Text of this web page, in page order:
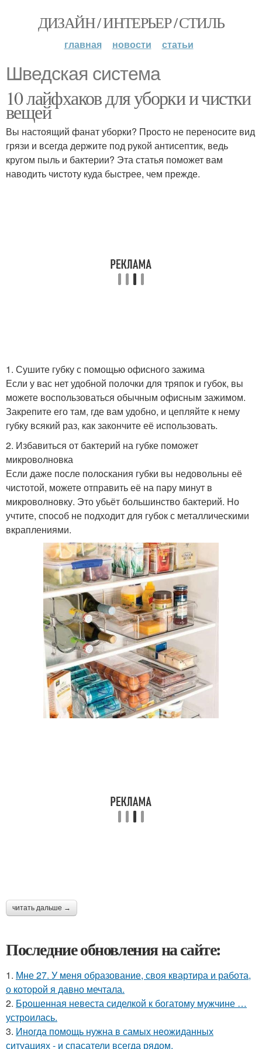
ДИЗАЙН / ИНТЕРЬЕР / СТИЛЬ
главная новости статьи
Шведская система
10 лайфхаков для уборки и чистки
вещей
Вы настоящий фанат уборки? Просто не переносите вид
грязи и всегда держите под рукой антисептик, ведь
кругом пыль и бактерии? Эта статья поможет вам
наводить чистоту куда быстрее, чем прежде.
1. Сушите губку с помощью офисного зажима
Если у вас нет удобной полочки для тряпок и губок, вы
можете воспользоваться обычным офисным зажимом.
Закрепите его там, где вам удобно, и цепляйте к нему
губку всякий раз, как закончите её использовать.
2. Избавиться от бактерий на губке поможет
микроволновка
Если даже после полоскания губки вы недовольны её
чистотой, можете отправить её на пару минут в
микроволновку. Это убьёт большинство бактерий. Но
учтите, способ не подходит для губок с металлическими
вкраплениями.
читать дальше →
Последние обновления на сайте:
1. Мне 27. У меня образование, своя квартира и работа,
о которой я давно мечтала.
2. Брошенная невеста сиделкой к богатому мужчине …
устроилась.
3. Иногда помощь нужна в самых неожиданных
ситуациях - и спасатели всегда рядом.